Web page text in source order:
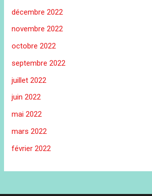
décembre 2022
novembre 2022
octobre 2022
septembre 2022
juillet 2022
juin 2022
mai 2022
mars 2022
février 2022